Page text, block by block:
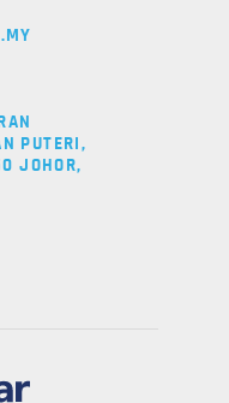
PUTERI,
JOHOR,